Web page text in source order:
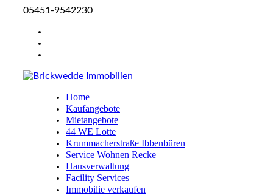
05451-9542230
Home
Kaufangebote
Mietangebote
44 WE Lotte
Krummacherstraße Ibbenbüren
Service Wohnen Recke
Hausverwaltung
Facility Services
Immobilie verkaufen